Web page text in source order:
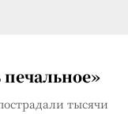
тысячи